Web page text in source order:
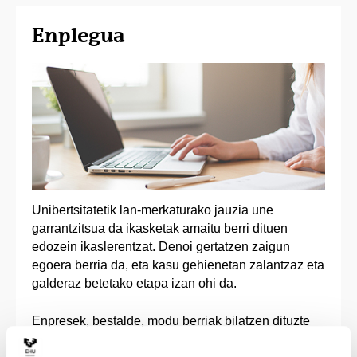
Enplegua
Unibertsitatetik lan-merkaturako jauzia une
garrantzitsua da ikasketak amaitu berri dituen
edozein ikaslerentzat. Denoi gertatzen zaigun
egoera berria da, eta kasu gehienetan zalantzaz eta
galderaz betetako etapa izan ohi da.
Enpresek, bestalde, modu berriak bilatzen dituzte
etengabe, unibertsitatean ikasitakoa praktikan